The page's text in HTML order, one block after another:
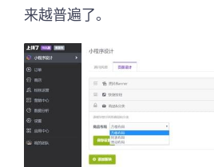
来越普遍了。